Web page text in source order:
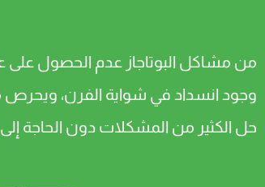
من مشاكل البوتاجاز عدم الحصول على
وجود انسداد في شواية الفرن، ويحرص
حل الكثير من المشكلات دون الحاجة